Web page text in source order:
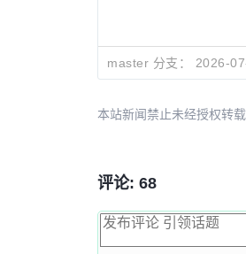
master 分支： 2026-
本站新闻禁止未经授权转
评论: 68